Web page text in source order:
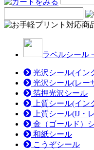
ラベルシール
光沢シール(イン
光沢シール(レー
箔押光沢シール
上質シール(イン
上質シール(IJ・
金（ゴールド）
和紙シール
こうぞシール